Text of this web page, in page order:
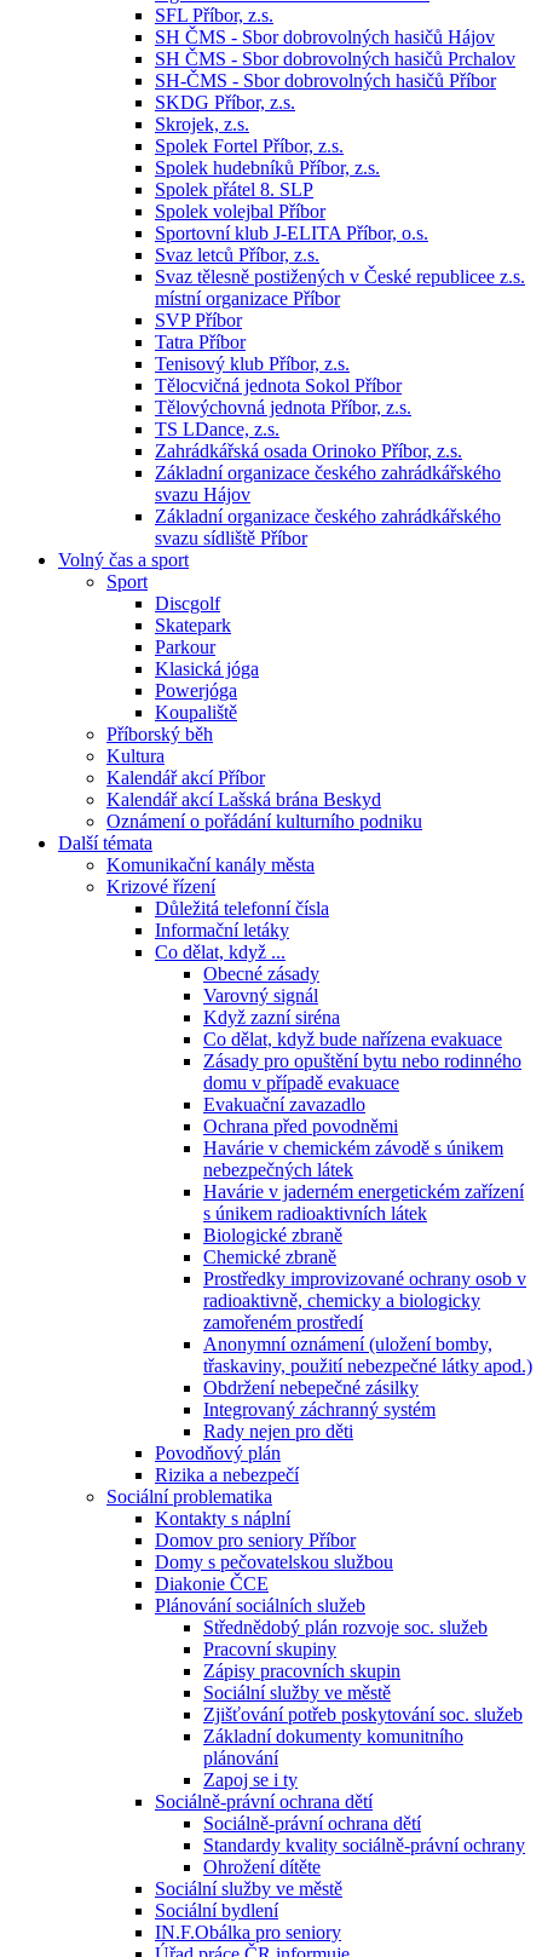
SFL Příbor, z.s.
SH ČMS - Sbor dobrovolných hasičů Hájov
SH ČMS - Sbor dobrovolných hasičů Prchalov
SH-ČMS - Sbor dobrovolných hasičů Příbor
SKDG Příbor, z.s.
Skrojek, z.s.
Spolek Fortel Příbor, z.s.
Spolek hudebníků Příbor, z.s.
Spolek přátel 8. SLP
Spolek volejbal Příbor
Sportovní klub J-ELITA Příbor, o.s.
Svaz letců Příbor, z.s.
Svaz tělesně postižených v České republicee z.s.
místní organizace Příbor
SVP Příbor
Tatra Příbor
Tenisový klub Příbor, z.s.
Tělocvičná jednota Sokol Příbor
Tělovýchovná jednota Příbor, z.s.
TS LDance, z.s.
Zahrádkářská osada Orinoko Příbor, z.s.
Základní organizace českého zahrádkářského
svazu Hájov
Základní organizace českého zahrádkářského
svazu sídliště Příbor
Volný čas a sport
Sport
Discgolf
Skatepark
Parkour
Klasická jóga
Powerjóga
Koupaliště
Příborský běh
Kultura
Kalendář akcí Příbor
Kalendář akcí Lašská brána Beskyd
Oznámení o pořádání kulturního podniku
Další témata
Komunikační kanály města
Krizové řízení
Důležitá telefonní čísla
Informační letáky
Co dělat, když ...
Obecné zásady
Varovný signál
Když zazní siréna
Co dělat, když bude nařízena evakuace
Zásady pro opuštění bytu nebo rodinného
domu v případě evakuace
Evakuační zavazadlo
Ochrana před povodněmi
Havárie v chemickém závodě s únikem
nebezpečných látek
Havárie v jaderném energetickém zařízení
s únikem radioaktivních látek
Biologické zbraně
Chemické zbraně
Prostředky improvizované ochrany osob v
radioaktivně, chemicky a biologicky
zamořeném prostředí
Anonymní oznámení (uložení bomby,
třaskaviny, použití nebezpečné látky apod.)
Obdržení nebepečné zásilky
Integrovaný záchranný systém
Rady nejen pro děti
Povodňový plán
Rizika a nebezpečí
Sociální problematika
Kontakty s náplní
Domov pro seniory Příbor
Domy s pečovatelskou službou
Diakonie ČCE
Plánování sociálních služeb
Střednědobý plán rozvoje soc. služeb
Pracovní skupiny
Zápisy pracovních skupin
Sociální služby ve městě
Zjišťování potřeb poskytování soc. služeb
Základní dokumenty komunitního
plánování
Zapoj se i ty
Sociálně-právní ochrana dětí
Sociálně-právní ochrana dětí
Standardy kvality sociálně-právní ochrany
Ohrožení dítěte
Sociální služby ve městě
Sociální bydlení
IN.F.Obálka pro seniory